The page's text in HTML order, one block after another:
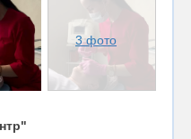
3 фото